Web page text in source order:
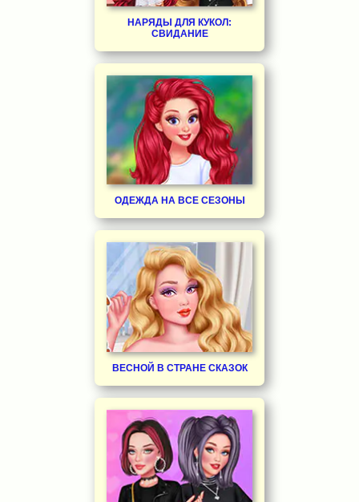
НАРЯДЫ ДЛЯ КУКОЛ:
СВИДАНИЕ
ОДЕЖДА НА ВСЕ СЕЗОНЫ
ВЕСНОЙ В СТРАНЕ СКАЗОК